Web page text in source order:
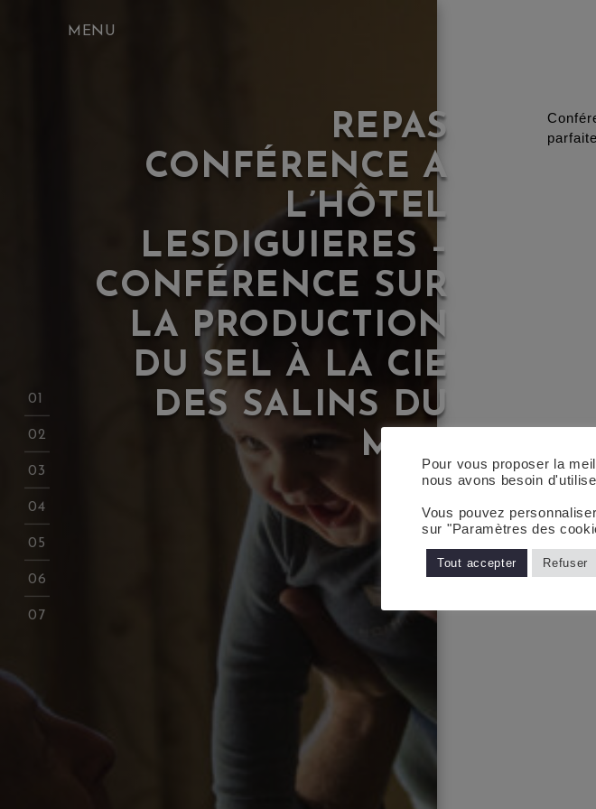
REPAS
CONFÉRENCE A
L’HÔTEL
LESDIGUIERES –
CONFÉRENCE SUR
LA PRODUCTION
DU SEL À LA CIE
DES SALINS DU
MIDIPour vous proposer la
nous avons besoin
Vous pouvez
sur "Paramètres des
Tout accepter Refuser